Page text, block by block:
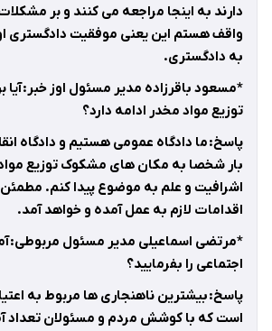
دارند به اینجا مراجعه می کنند و بر
واقف هستم این یعنی موفقیت دادگستری
به دادگستری.
*مسعود باقرزاده مدیر مسئول اوز خبر: آیا
توزیع مواد مخدر ادامه دارد؟
پاسخ: ما دادگاه عمومی هستیم و دادگاه
بار شخصا به مکان های مشکوک توزیع مواد
اشرافیت و علم به موضوع پیدا کنم. مطمئن
اقدامات لازم به عمل آمده و خواهد آمد.
*مرتضی اسماعیلی مدیر مسئول مربوطی:
اجتماعی را بفرمایید؟
پاسخ: بیشترین ناهنجاری ها مربوط به
است که با کوشش مردم و مسئولان تعداد